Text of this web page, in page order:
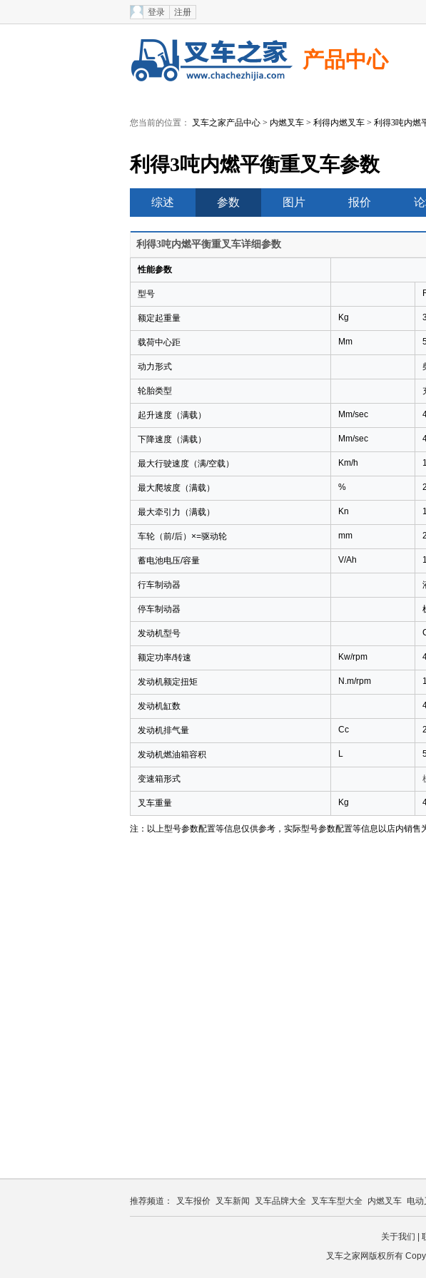
登录 注册
产品中心
您当前的位置： 叉车之家产品中心 > 内燃叉车 > 利得内燃叉车 > 利得3吨内燃
利得3吨内燃平衡重叉车参数
综述 参数 图片 报价
利得3吨内燃平衡重叉车详细参数
性能参数
型号
额定起重量 Kg
载荷中心距 Mm
动力形式
轮胎类型
起升速度（满载） Mm/sec
下降速度（满载） Mm/sec
最大行驶速度（满/空载） Km/h
最大爬坡度（满载） %
最大牵引力（满载） Kn
车轮（前/后）×=驱动轮 mm
蓄电池电压/容量 V/Ah
行车制动器
停车制动器
发动机型号
额定功率/转速 Kw/rpm
发动机额定扭矩 N.m/rpm
发动机缸数
发动机排气量 Cc
发动机燃油箱容积 L
变速箱形式
叉车重量 Kg
注：以上型号参数配置等信息仅供参考，实际型号参数配置等信息以店内销售
推荐频道： 叉车报价 叉车新闻 叉车品牌大全 叉车车型大全 内燃叉车 电动
关于我们
叉车之家网版权所有